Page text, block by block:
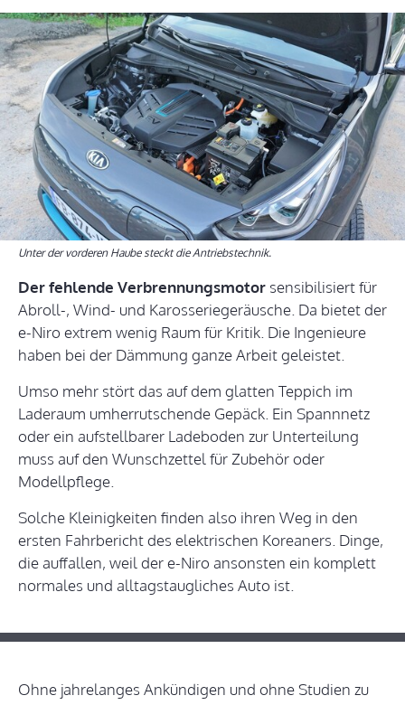
Unter der vorderen Haube steckt die Antriebstechnik.
Der fehlende Verbrennungsmotor sensibilisiert für
Abroll-, Wind- und Karosseriegeräusche. Da bietet der
e-Niro extrem wenig Raum für Kritik. Die Ingenieure
haben bei der Dämmung ganze Arbeit geleistet.
Umso mehr stört das auf dem glatten Teppich im
Laderaum umherrutschende Gepäck. Ein Spannnetz
oder ein aufstellbarer Ladeboden zur Unterteilung
muss auf den Wunschzettel für Zubehör oder
Modellpflege.
Solche Kleinigkeiten finden also ihren Weg in den
ersten Fahrbericht des elektrischen Koreaners. Dinge,
die auffallen, weil der e-Niro ansonsten ein komplett
normales und alltagstaugliches Auto ist.
Ohne jahrelanges Ankündigen und ohne Studien zu